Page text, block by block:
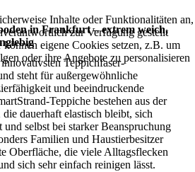
in Frankfurt – extrem weich,
Teppichfaser-
steht für außergewöhnliche
und beeindruckende
Teppiche bestehen aus der
dauerhaft elastisch bleibt, sich
selbst bei starker Beanspruchung
Familien und Haustierbesitzer
Oberfläche, die viele Alltagsflecken
sich sehr einfach reinigen lässt.
Inhalte oder Funktionalitäten an,
zur Verfügung gestellt
eigene Cookies setzen, z.B. um
oder ihre Angebote zu personalisieren